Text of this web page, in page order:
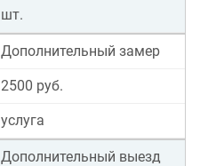
шт.
Дополнительный замер
2500 руб.
услуга
Дополнительный выезд